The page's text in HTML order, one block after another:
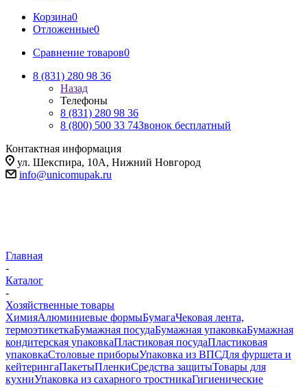
Корзина0
Отложенные0
Сравнение товаров0
8 (831) 280 98 36
Назад
Телефоны
8 (831) 280 98 36
8 (800) 500 33 74Звонок бесплатный
Контактная информация
ул. Шекспира, 10А, Нижний Новгород
info@unicomupak.ru
Главная
-
Каталог
-
Хозяйственные товары
ХимияАлюминиевые формыБумагаЧековая лента,
термоэтикеткаБумажная посудаБумажная упаковкаБумажная
кондитерская упаковкаПластиковая посудаПластиковая
упаковкаСтоловые приборыУпаковка из ВПСДля фуршета и
кейтерингаПакетыПленкиСредства защитыТовары для
кухниУпаковка из сахарного тростникаГигиенические